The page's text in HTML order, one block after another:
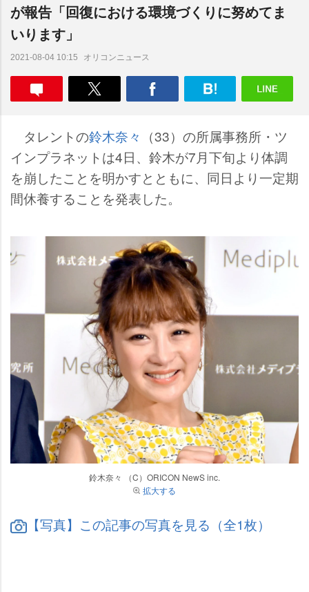
が報告「回復における環境づくりに努めてま
いります」
2021-08-04 10:15 オリコンニュース
タレントの鈴木奈々 （33）の所属事務所・ツ
インプラネットは4日、鈴木が7月下旬より体調
を崩したことを明かすとともに、同日より一定期
間休養することを発表した。
鈴木奈々 （C）ORICON NewS inc.
拡大する
【写真】この記事の写真を見る（全1枚）